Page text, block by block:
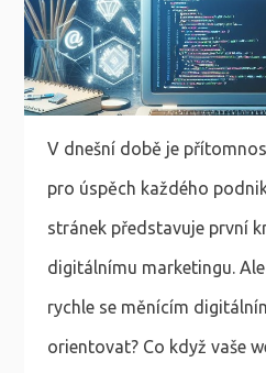
V dnešní době je
pro úspěch každého
stránek představuje první
digitálnímu marketingu.
rychle se měnícím
orientovat? Co když vaše